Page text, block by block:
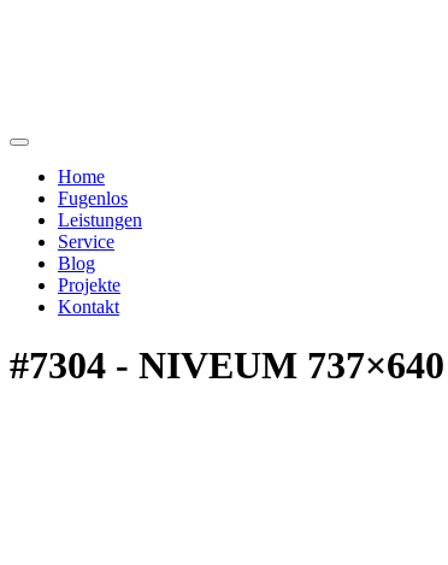
Home
Fugenlos
Leistungen
Service
Blog
Projekte
Kontakt
#7304 - NIVEUM 737×640